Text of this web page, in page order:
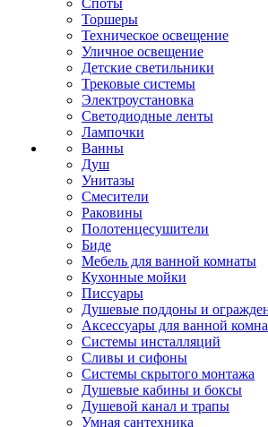
Споты
Торшеры
Техническое освещение
Уличное освещение
Детские светильники
Трековые системы
Электроустановка
Светодиодные ленты
Лампочки
Ванны
Душ
Унитазы
Смесители
Раковины
Полотенцесушители
Биде
Мебель для ванной комнаты
Кухонные мойки
Писсуары
Душевые поддоны и
Аксессуары для ванной
Системы инсталляций
Сливы и сифоны
Системы скрытого монтажа
Душевые кабины и боксы
Душевой канал и трапы
Умная сантехника